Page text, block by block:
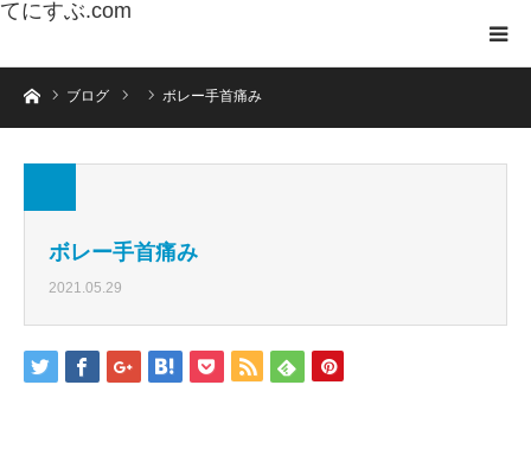
てにすぶ.com
ホームブログ ボレー手首痛み
ボレー手首痛み
2021.05.29